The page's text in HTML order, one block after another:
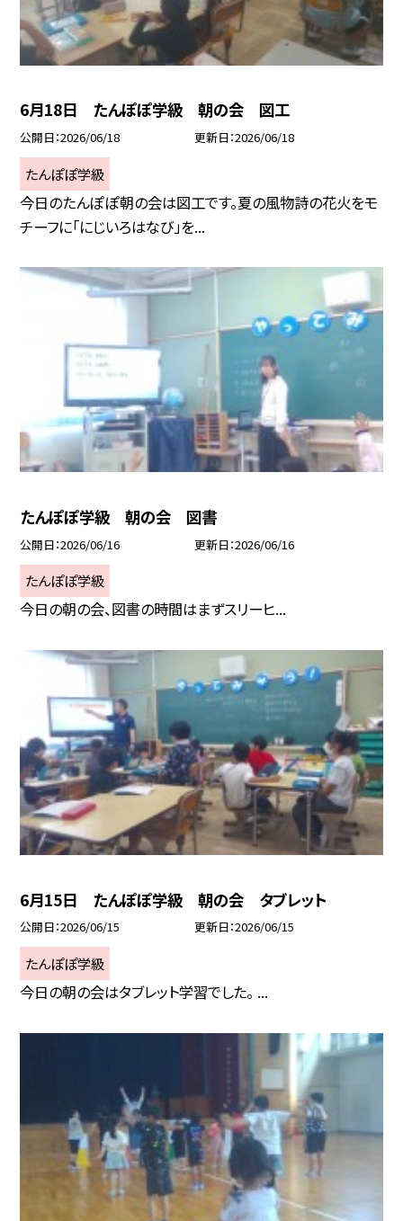
6月18日 たんぽぽ学級 朝の会 図工
公開日 2026/06/18 更新日 2026/06/18
たんぽぽ学級
今日のたんぽぽ朝の会は図工です。夏の風物詩の花火をモ
チーフに「にじいろはなび」を...
たんぽぽ学級 朝の会 図書
公開日 2026/06/16 更新日 2026/06/16
たんぽぽ学級
今日の朝の会、図書の時間はまずスリーヒ...
6月15日 たんぽぽ学級 朝の会 タブレット
公開日 2026/06/15 更新日 2026/06/15
たんぽぽ学級
今日の朝の会はタブレット学習でした。 ...